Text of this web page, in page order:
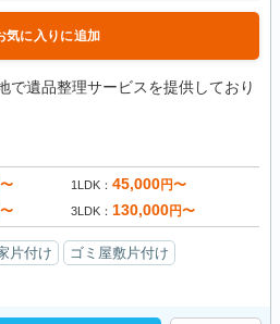
気に入りに追加
で遺品整理サービスを提供しており
1LDK 45,000円〜
3LDK 130,000円〜
片付け
ゴミ屋敷片付け